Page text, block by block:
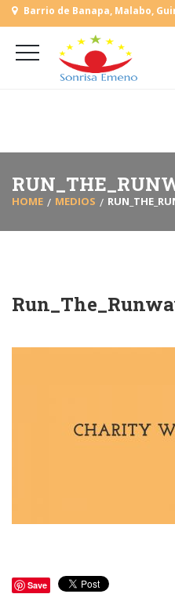
Barrio de Banapa, Malabo,
(+240) 555 818930
L-V: 9:00-15:00 Sab, Dom:
HOME MEDIOS
Save